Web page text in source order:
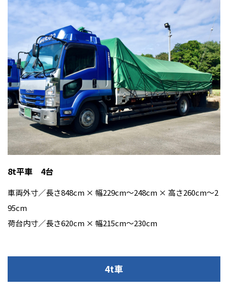
8t平車 4台
車両外寸／長さ848cm × 幅229cm〜248cm × 高さ260cm〜2
95cm
荷台内寸／長さ620cm × 幅215cm〜230cm
4t車